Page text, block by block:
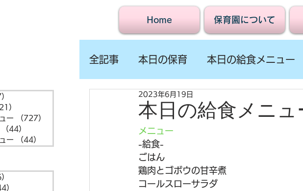
Home 保育園について
）
ー
（727）
（44）
ー
（44）
）
全記事 本日の保育 本日の給食メニュー
本日の給食メニュ
2023年6月19日
メニュー
-給食-
ごはん
鶏肉とゴボウの甘辛煮
コールスローサラダ